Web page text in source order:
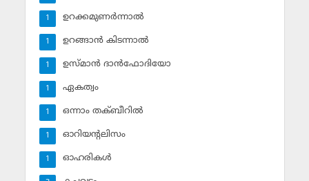
ഉറക്കമുണര്‍ന്നാല്‍
1
ഉറങ്ങാന്‍ കിടന്നാല്‍
1
ഉസ്മാന്‍ ദാന്‍ഫോദിയോ
1
ഏകത്വം
1
ഒന്നാം തക്ബീറില്‍
1
ഓറിയന്റലിസം
1
ഓഹരികള്‍
1